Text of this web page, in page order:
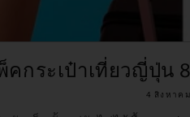
คกระเป๋าเที่ยวญี่ปุ่น
4 สิงหาค